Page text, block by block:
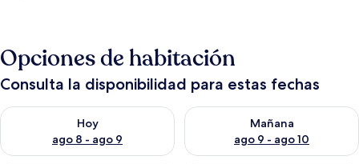
Opciones de habitación
Consulta la disponibilidad para estas fechas
Hoy
ago 8 - ago 9
Consulta la disponibilidad para hoy ago 8 - ago 9
Mañana
ago 9 - ago 10
Consulta la disponibilidad